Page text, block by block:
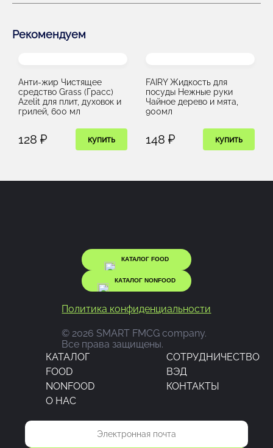
Рекомендуем
Анти-жир Чистящее
средство Grass (Грасс)
Azelit для плит, духовок и
грилей, 600 мл
128 ₽ купить
FAIRY Жидкость для
посуды Нежные руки
Чайное дерево и мята,
900мл
148 ₽ купить
КАТАЛОГ FOOD
КАТАЛОГ NONFOOD
Политика конфиденциальности
© 2026 SMART FMCG company.
Все права защищены.
КАТАЛОГ
CОТРУДНИЧЕСТВО
FOOD
ВЭД
NONFOOD
КОНТАКТЫ
О НАС